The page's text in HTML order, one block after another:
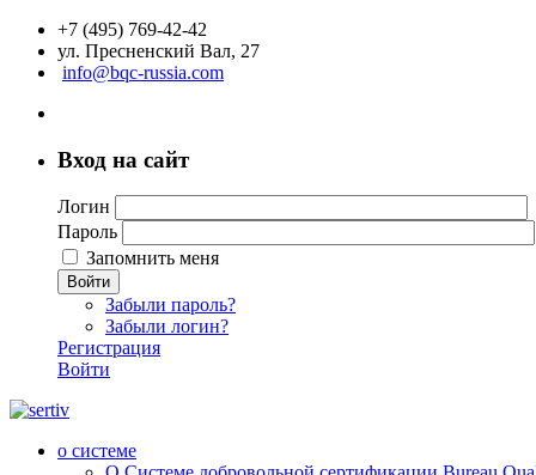
+7 (495) 769-42-42
ул. Пресненский Вал, 27
info@bqc-russia.com
Вход на сайт
Логин
Пароль
Запомнить меня
Войти
Забыли пароль?
Забыли логин?
Регистрация
Войти
о системе